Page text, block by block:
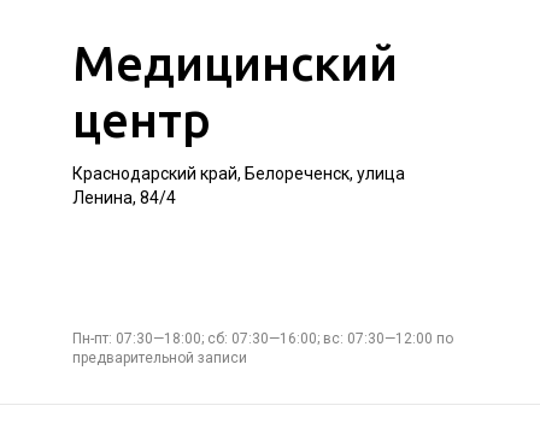
Медицинский
центр
Краснодарский край, Белореченск, улица
Ленина, 84/4
Пн-пт: 07:30—18:00; сб: 07:30—16:00; вс: 07:30—12:00 по
предварительной записи